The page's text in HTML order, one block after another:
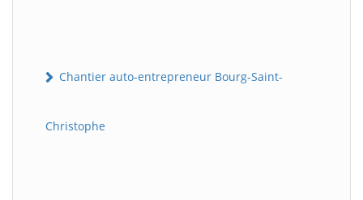
Chantier auto-entrepreneur Bourg-Saint-
Christophe